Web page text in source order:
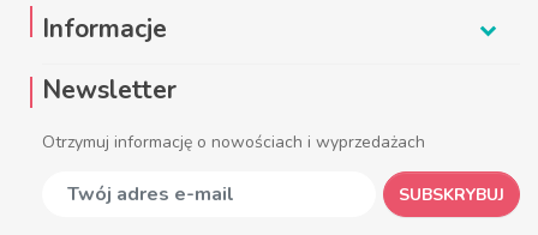
Informacje
Newsletter
Otrzymuj informację o nowościach i wyprzedażach
SUBSKRYBUJ